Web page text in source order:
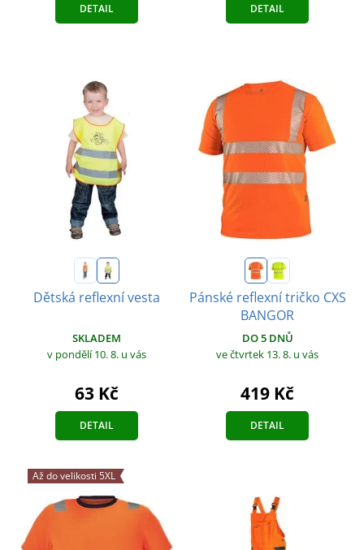
DETAIL DETAIL
Dětská reflexní vesta
SKLADEM
v pondělí 10. 8. u vás
63 Kč
DETAIL
Pánské reflexní tričko CXS
BANGOR
DO 5 DNŮ
ve čtvrtek 13. 8. u vás
419 Kč
DETAIL
Až do velikosti 5XL